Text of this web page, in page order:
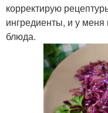
корректирую
ингредиенты, и у
блюда.